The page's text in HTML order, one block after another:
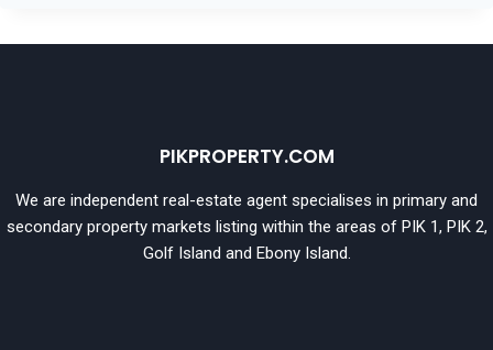
PIKPROPERTY.COM
We are independent real-estate agent specialises in primary and
secondary property markets listing within the areas of PIK 1, PIK 2,
Golf Island and Ebony Island.